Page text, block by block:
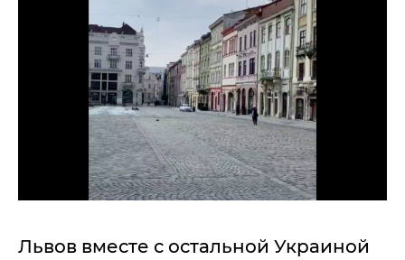
Львов вместе с остальной Украиной